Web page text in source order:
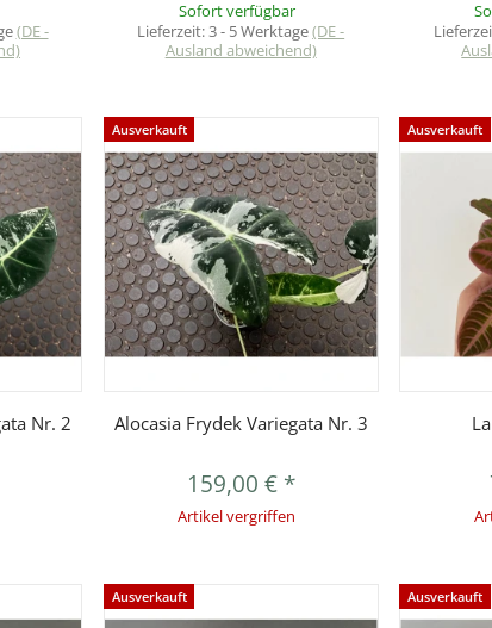
(DE -
Sofort verfügbar
Lieferzeit:3 - 5 Werktage(DE -
Ausland abweichend)
Nr. 2
Ausverkauft
Vorschau
Alocasia Frydek Variegata Nr. 3
159,00 € *
Artikel vergriffen
Ausverkauft
Ausverkauft Ausverkauft